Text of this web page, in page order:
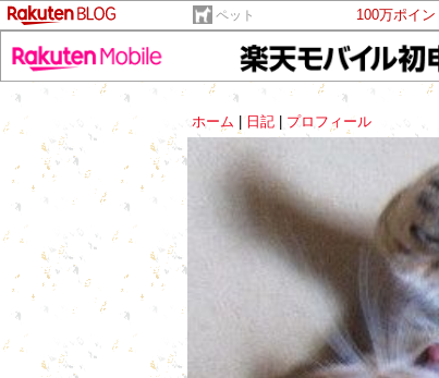
ペット 100万ポイ
ホーム 日記 プロフィール